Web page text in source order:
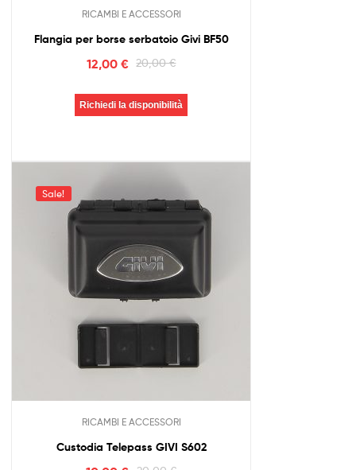
RICAMBI E ACCESSORI
Flangia per borse serbatoio Givi BF50
20,00€
12,00 €
Richiedi la disponibilità
Sale!
RICAMBI E ACCESSORI
Custodia Telepass GIVI S602